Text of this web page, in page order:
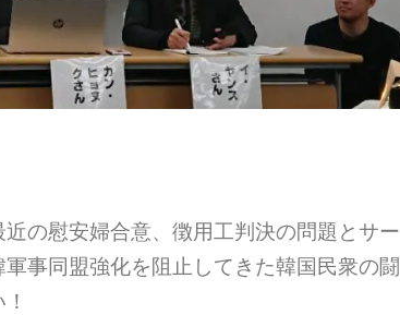
の慰安婦合意、徴用工判決の問題とサー
事同盟強化を阻止してきた韓国民衆の闘